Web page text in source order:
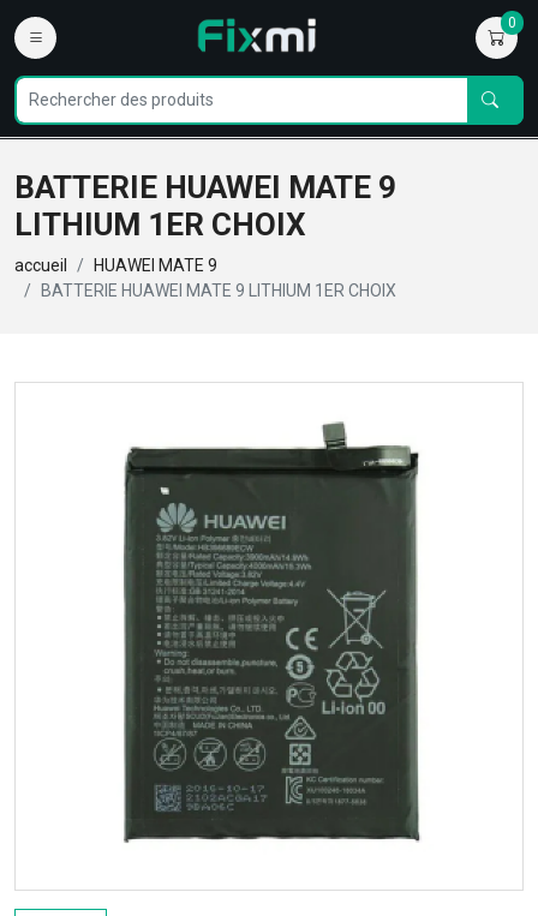
0
BATTERIE HUAWEI MATE 9
LITHIUM 1ER CHOIX
accueil
HUAWEI MATE 9
BATTERIE HUAWEI MATE 9 LITHIUM 1ER CHOIX